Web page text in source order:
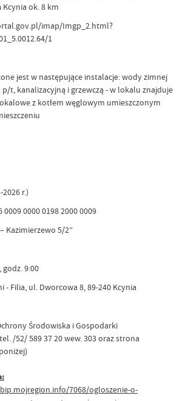
ok. 8 km
imap/Imgp_2.html?
1
jest w następujące instalacje: wody zimnej
p/t, kanalizacyjną i grzewczą - w lokalu znajduje
z kotłem węglowym umieszczonym
2026 r.)
0000 0198 2000 0009
Kazimierzewo 5/2”
godz. 9:00
- Filia, ul. Dworcowa 8, 89-240 Kcynia
Środowiska i Gospodarki
/52/ 589 37 20 wew. 303 oraz strona
7068/ogloszenie-o-